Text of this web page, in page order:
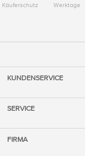
Käuferschutz
Werktage
KUNDENSERVICE
SERVICE
FIRMA